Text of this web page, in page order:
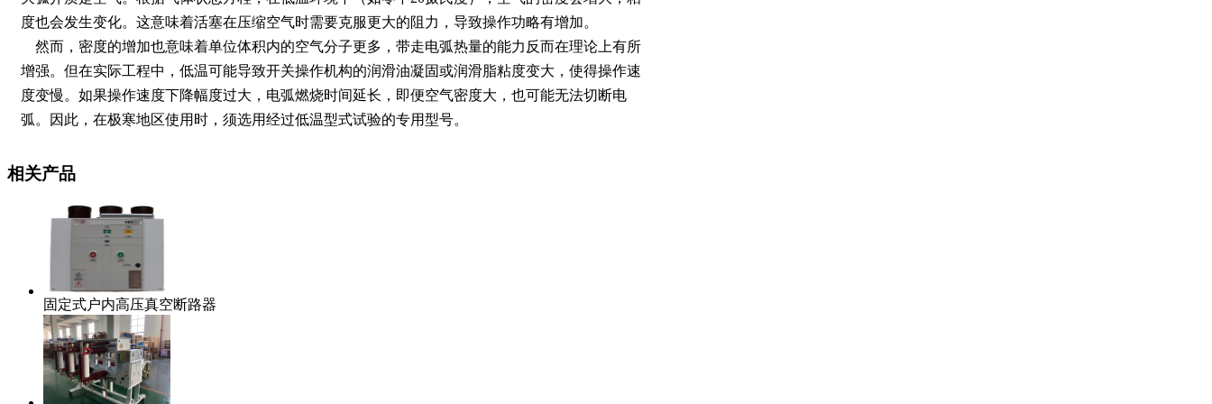
度也会发生变化。这意味着活塞在压缩空气时需要克服更大的阻力，导致操作功略有增加。
然而，密度的增加也意味着单位体积内的空气分子更多，带走电弧热量的能力反而在理论上有所
增强。但在实际工程中，低温可能导致开关操作机构的润滑油凝固或润滑脂粘度变大，使得操作速
度变慢。如果操作速度下降幅度过大，电弧燃烧时间延长，即便空气密度大，也可能无法切断电
弧。因此，在极寒地区使用时，须选用经过低温型式试验的专用型号。
相关产品
固定式户内高压真空断路器